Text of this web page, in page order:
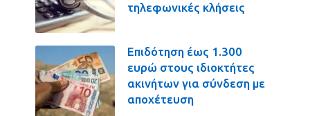
τηλεφωνικές κλήσεις
Επιδότηση έως 1.300
ευρώ στους ιδιοκτήτες
ακινήτων για σύνδεση με
αποχέτευση